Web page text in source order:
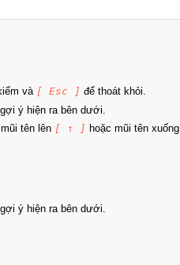
và [ Esc ] để thoát khỏi.
ý hiện ra bên dưới.
tên lên [ ↑ ] hoặc mũi tên xuống
ý hiện ra bên dưới.